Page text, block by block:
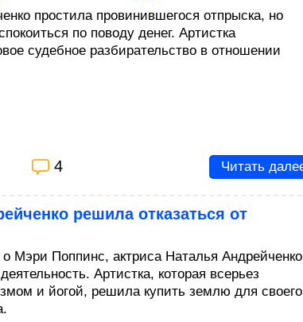
простила провинившегося отпрыска, но
по поводу денег. Артистка
судебное разбирательство в отношении
4 Читать
решила отказаться от
Мэри Поппинс, актриса Наталья Андрейченко
Артистка, которая всерьез
и йогой, решила купить землю для своего